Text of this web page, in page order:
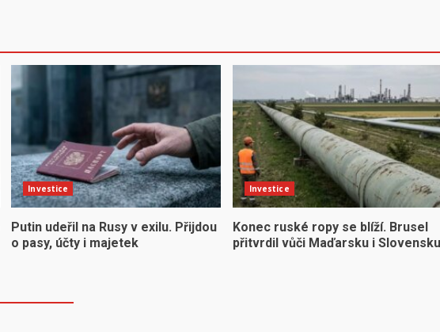
Investice
Putin udeřil na Rusy v exilu. Přijdou
o pasy, účty i majetek
Investice
Konec ruské ropy se blíží. Brusel
přitvrdil vůči Maďarsku i Slovensku